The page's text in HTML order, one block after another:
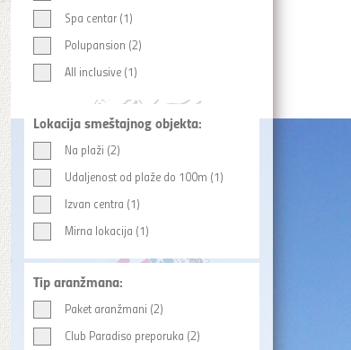
Spa centar (1)
Polupansion (2)
All inclusive (1)
Lokacija smeštajnog objekta:
Na plaži (2)
Udaljenost od plaže do 100m (1)
Izvan centra (1)
Mirna lokacija (1)
Tip aranžmana:
Paket aranžmani (2)
Club Paradiso preporuka (2)